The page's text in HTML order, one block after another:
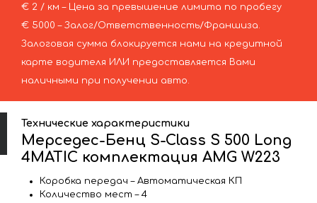
€ 2 / км – Цена за превышение лимита по пробегу
€ 5000 – Залог/Ответственность/Франшиза.
Залоговая сумма блокируется нами на кредитной
карте водителя ИЛИ предоставляется Вами
наличными при получении авто.
Технические характеристики
Мерседес-Бенц S-Class S 500 Long
4MATIC комплектация AMG W223
Коробка передач – Автоматическая КП
Количество мест – 4